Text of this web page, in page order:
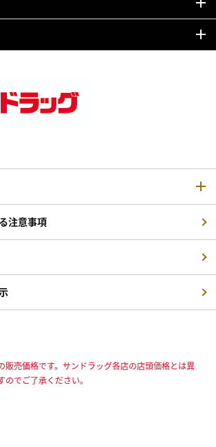
注意事項
売価格です。サンドラッグ各店の店頭価格とは異
でご了承ください。